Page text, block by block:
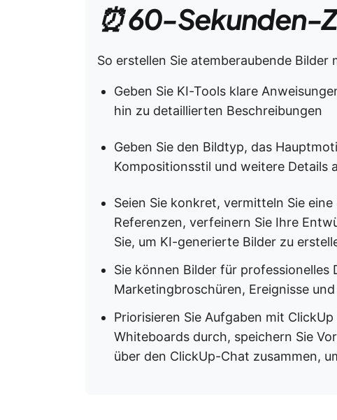
⏰ 60-Sekunden-
So erstellen Sie atemberaubende Bilder
Geben Sie KI-Tools klare
hin zu detaillierten Beschreibungen
Geben Sie den Bildtyp, das
Kompositionsstil und weitere Details
Seien Sie konkret, vermitteln Sie
Referenzen, verfeinern Sie Ihre
Sie, um KI-generierte Bilder zu
Sie können Bilder für professionelles
Marketingbroschüren, Ereignisse
Priorisieren Sie Aufgaben mit
Whiteboards durch, speichern Sie
über den ClickUp-Chat zusammen,